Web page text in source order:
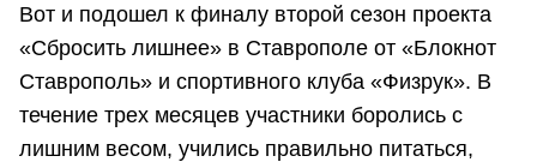
Вот и подошел к финалу второй сезон проекта
«Сбросить лишнее» в Ставрополе от «Блокнот
Ставрополь» и спортивного клуба «Физрук». В
течение трех месяцев участники боролись с
лишним весом, учились правильно питаться,